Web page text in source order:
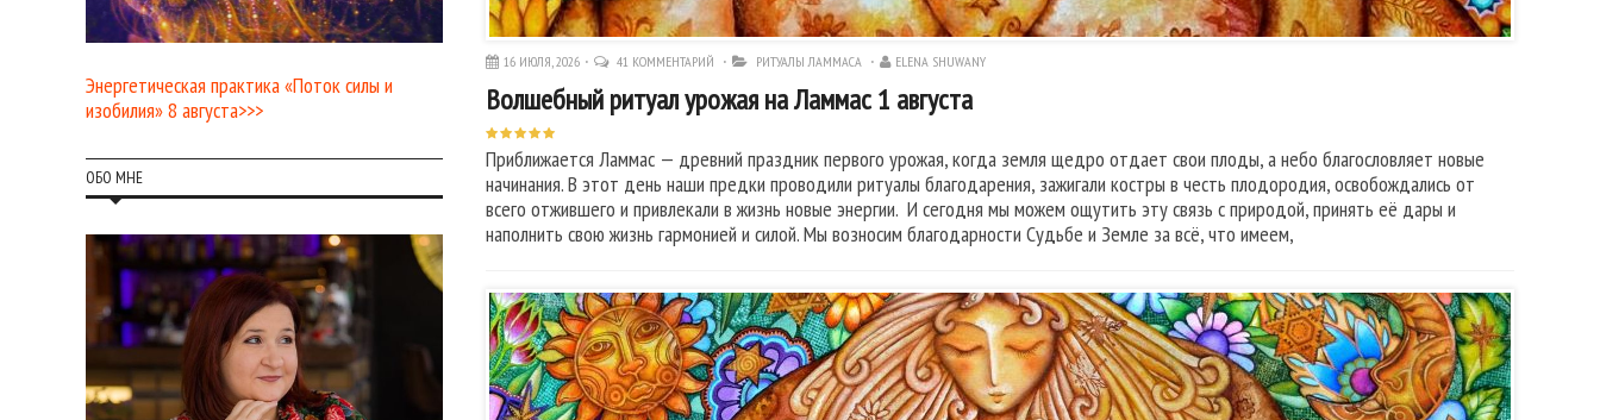
16 ИЮЛЯ, 2026 41 КОММЕНТАРИЙ РИТУАЛЫ ЛАММАСА ELENA SHUWANY
Волшебный ритуал урожая на Ламмас 1 августа
Приближается Ламмас — древний праздник первого урожая, когда земля щедро отдает свои плоды, а небо благословляет новые
начинания. В этот день наши предки проводили ритуалы благодарения, зажигали костры в честь плодородия, освобождались от
всего отжившего и привлекали в жизнь новые энергии. И сегодня мы можем ощутить эту связь с природой, принять её дары и
наполнить свою жизнь гармонией и силой. Мы возносим благодарности Судьбе и Земле за всё, что имеем,
Энергетическая практика «Поток силы и
изобилия» 8 августа>>>
ОБО МНЕ